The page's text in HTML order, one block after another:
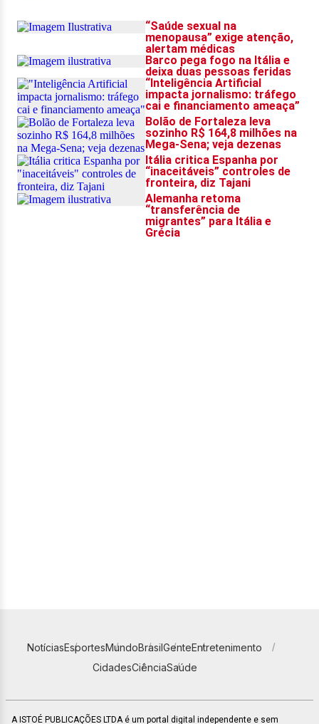
NotíciasEsportesMundoBrasilGenteEntretenimento
CidadesCiênciaSaúde
A ISTOÉ PUBLICAÇÕES LTDA é um portal digital independente e sem